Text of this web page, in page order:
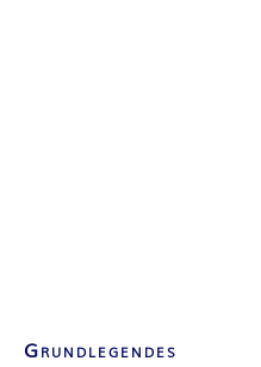
Grundlegendes